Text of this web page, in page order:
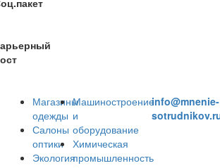
Магазины
одежды
Салоны
оптики
Экология
Машиностроение
и
оборудование
Химическая
промышленность
info@mnenie-